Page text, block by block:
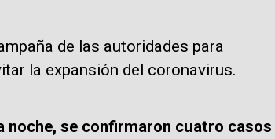
de las autoridades para
la expansión del coronavirus.
noche, se confirmaron cuatro casos